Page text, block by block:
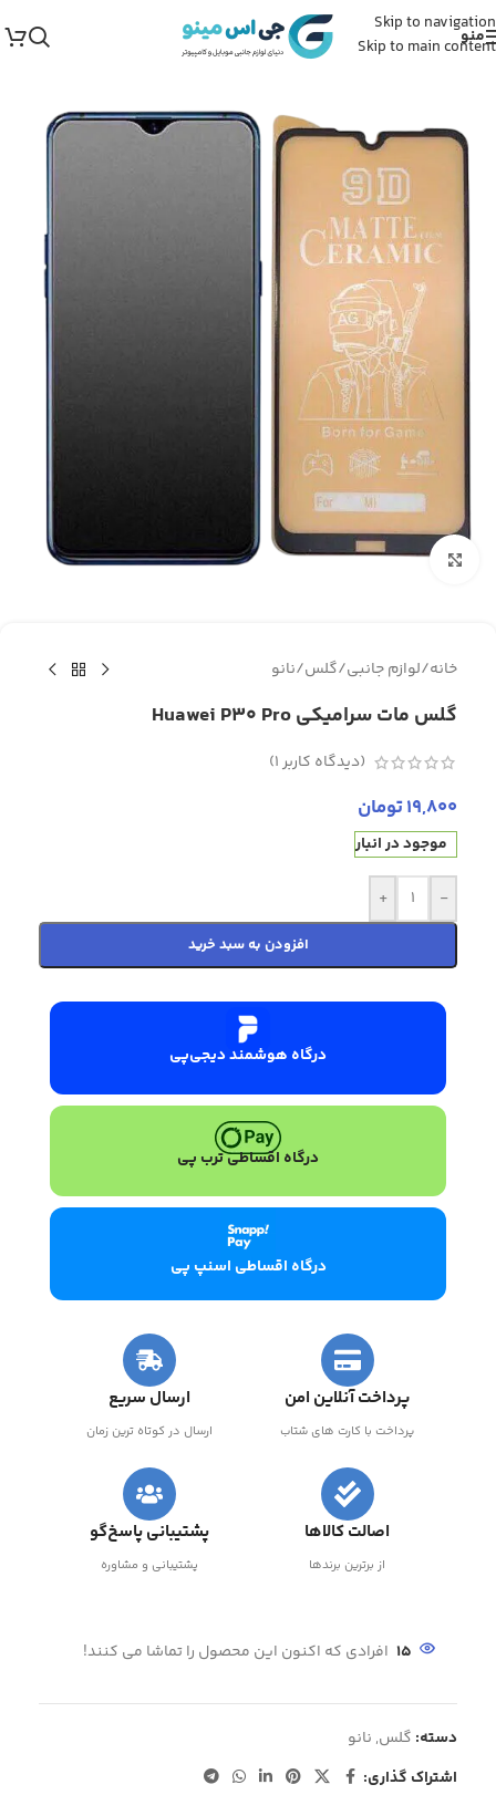
Skip to navigation
Skip to main content
منو
برای بزرگنمایی کلیک کنید
خانه/لوازم جانبی/گلس/نانو
گلس مات سرامیکی Huawei P30 Pro
(دیدگاه کاربر1
)
19,800تومان
موجود در انبار
-
+
افزودن به سبد خرید
درگاه هوشمند دیجی‌پی
درگاه اقساطی ترب پی
درگاه اقساطی اسنپ پی
پرداخت آنلاین امن
پرداخت با کارت های شتاب
ارسال سریع
ارسال در کوتاه ترین زمان
اصالت کالاها
از برترین برندها
پشتیبانی پاسخ‌گو
پشتیبانی و مشاوره
15 افرادی که اکنون این محصول را تماشا می کنند!
دسته: گلس, نانو
اشتراک گذاری: